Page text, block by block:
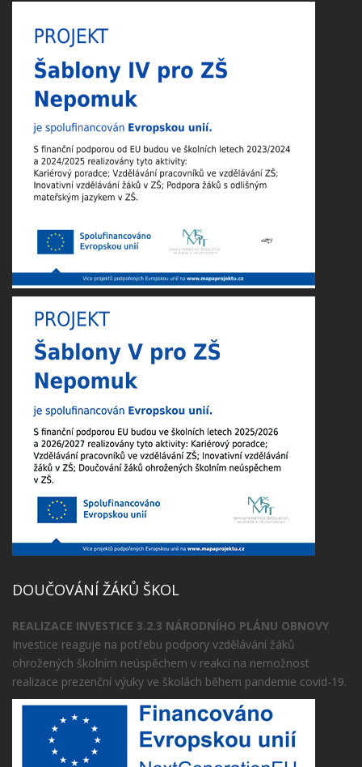
DOUČOVÁNÍ ŽÁKŮ ŠKOL
REALIZACE INVESTICE 3.2.3 NÁRODNÍHO PLÁNU OBNOVY
Investice reaguje na potřebu podpory vzdělávání žáků
ohrožených školním neúspěchem v reakci na nemožnost
realizace prezenční výuky ve školách během pandemie covid-19.